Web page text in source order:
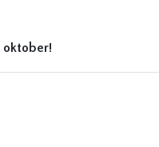
oktober!